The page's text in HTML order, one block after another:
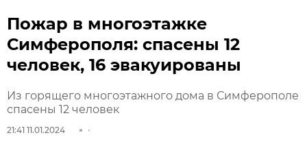
Пожар в многоэтажке
Симферополя: спасены 12
человек, 16 эвакуированы
Из горящего многоэтажного дома в Симферополе
спасены 12 человек
21:41 11.01.2024